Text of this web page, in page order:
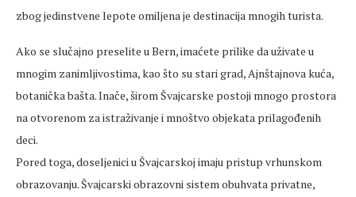
zbog jedinstvene lepote omiljena je destinacija mnogih turista.
Ako se slučajno preselite u Bern, imaćete prilike da uživate u
mnogim zanimljivostima, kao što su stari grad, Ajnštajnova kuća,
botanička bašta. Inače, širom Švajcarske postoji mnogo prostora
na otvorenom za istraživanje i mnoštvo objekata prilagođenih
deci.
Pored toga, doseljenici u Švajcarskoj imaju pristup vrhunskom
obrazovanju. Švajcarski obrazovni sistem obuhvata privatne,